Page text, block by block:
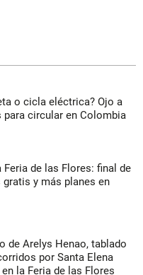
o cicla eléctrica? Ojo a
para circular en Colombia
de las Flores: final de
gratis y más planes en
de Arelys Henao, tablado
por Santa Elena
la Feria de las Flores